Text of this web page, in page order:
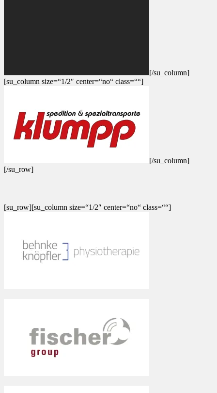
[/su_column]
[su_column size=“1/2″ center=“no“ class=““]
[/su_column]
[/su_row]
[su_row][su_column size=“1/2″ center=“no“ class=““]